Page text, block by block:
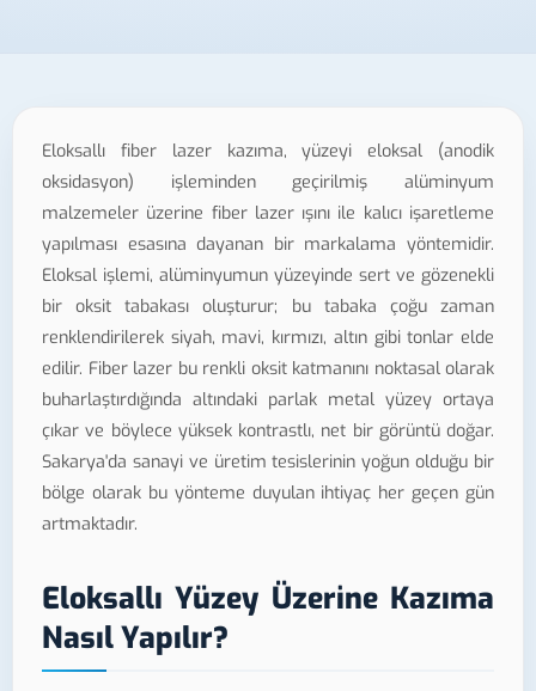
Eloksallı fiber lazer kazıma, yüzeyi eloksal (anodik
oksidasyon) işleminden geçirilmiş alüminyum
malzemeler üzerine fiber lazer ışını ile kalıcı işaretleme
yapılması esasına dayanan bir markalama yöntemidir.
Eloksal işlemi, alüminyumun yüzeyinde sert ve gözenekli
bir oksit tabakası oluşturur; bu tabaka çoğu zaman
renklendirilerek siyah, mavi, kırmızı, altın gibi tonlar elde
edilir. Fiber lazer bu renkli oksit katmanını noktasal olarak
buharlaştırdığında altındaki parlak metal yüzey ortaya
çıkar ve böylece yüksek kontrastlı, net bir görüntü doğar.
Sakarya'da sanayi ve üretim tesislerinin yoğun olduğu bir
bölge olarak bu yönteme duyulan ihtiyaç her geçen gün
artmaktadır.
Eloksallı Yüzey Üzerine Kazıma
Nasıl Yapılır?